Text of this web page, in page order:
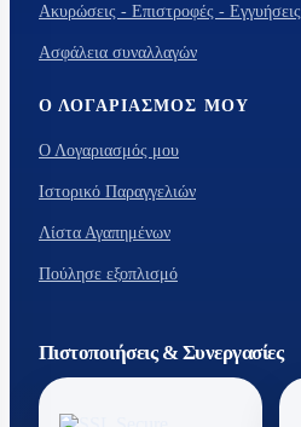
Ακυρώσεις - Επιστροφές - Εγγυήσεις
Ασφάλεια συναλλαγών
Ο ΛΟΓΑΡΙΑΣΜΌΣ ΜΟΥ
Ο Λογαριασμός μου
Ιστορικό Παραγγελιών
Λίστα Αγαπημένων
Πούλησε εξοπλισμό
Πιστοποιήσεις & Συνεργασίες